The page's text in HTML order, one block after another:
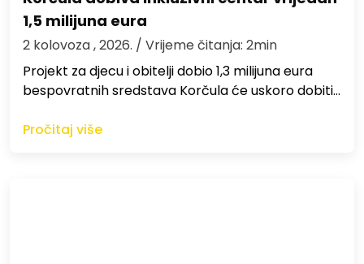
1,5 milijuna eura
2 kolovoza , 2026. / Vrijeme čitanja: 2min
Projekt za djecu i obitelji dobio 1,3 milijuna eura
bespovratnih sredstava Korčula će uskoro dobiti…
Pročitaj više